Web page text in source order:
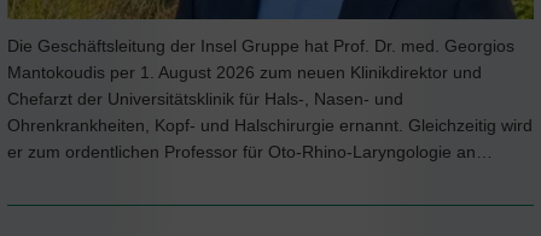
Die Geschäftsleitung der Insel Gruppe hat Prof. Dr. med. Georgios
Mantokoudis per 1. August 2026 zum neuen Klinikdirektor und
Chefarzt der Universitätsklinik für Hals-, Nasen- und
Ohrenkrankheiten, Kopf- und Halschirurgie ernannt. Gleichzeitig wird
er zum ordentlichen Professor für Oto-Rhino-Laryngologie an…